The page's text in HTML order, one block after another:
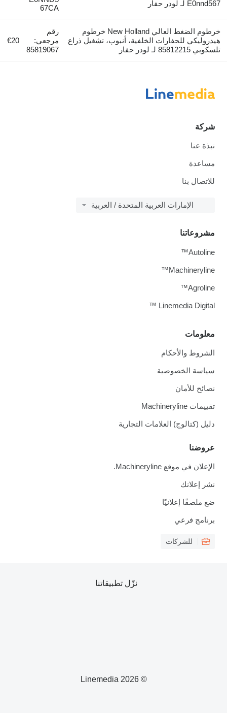
E0nnd567 لـ لودر حفار
67CA
خرطوم الضغط العالي New Holland خرطوم
هيدروليكي للحفارات الخلفية، أنبوب، تشغيل ذراع
تلسكوبي 85812215 لـ لودر حفار
رقم
مرجعي:
85819067
€20
شركة
نبذة عنا
مساعدة
للاتصال بنا
الإمارات العربية المتحدة / العربية
معلومات
الشروط والأحكام
سياسة الخصوصية
نصائح للأمان
تقييمات Machineryline
دليل (كتالوج) العلامات التجارية
عروضنا
الإعلان في موقع Machineryline.
نشر إعلانك
ضع ملصقًا إعلانيًا
برنامج فرعي
للشركات
مشروعاتنا
Autoline™
Machineryline™
Agroline™
Linemedia Digital ™
© 2026 Linemedia
نزّل تطبيقاتنا